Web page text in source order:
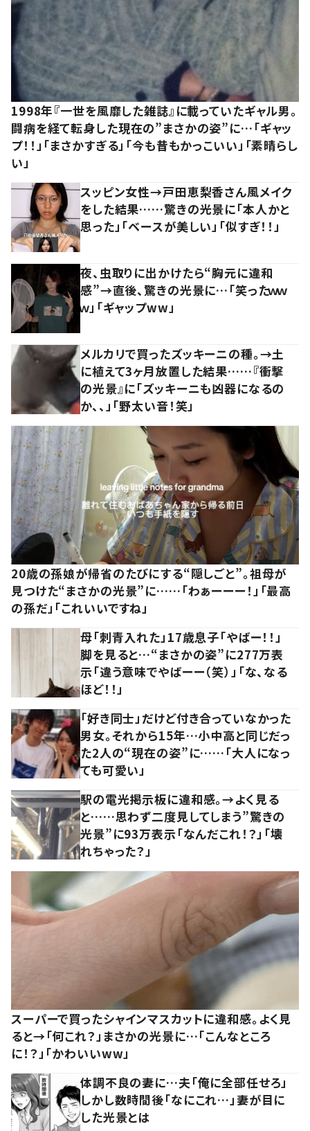
1998年『一世を風靡した雑誌』に載っていたギャル男。
闘病を経て転身した現在の”まさかの姿”に…「ギャッ
プ！！」「まさかすぎる」「今も昔もかっこいい」「素晴らし
い」
スッピン女性→戸田恵梨香さん風メイク
をした結果……驚きの光景に「本人かと
思った」「ベースが美しい」「似すぎ！！」
夜、虫取りに出かけたら“胸元に違和
感”→直後、驚きの光景に…「笑ったｗｗ
ｗ」「ギャップww」
メルカリで買ったズッキーニの種。→土
に植えて3ヶ月放置した結果……『衝撃
の光景』に「ズッキーニも凶器になるの
か、、」「野太い音！笑」
20歳の孫娘が帰省のたびにする“隠しごと”。祖母が
見つけた“まさかの光景”に……「わぁーーー！」「最高
の孫だ」「これいいですね」
母「刺青入れた」17歳息子「やばー！！」
脚を見ると…“まさかの姿”に277万表
示「違う意味でやばーー（笑）」「な、なる
ほど！！」
「好き同士」だけど付き合っていなかった
男女。それから15年…小中高と同じだっ
た2人の“現在の姿”に……「大人になっ
ても可愛い」
駅の電光掲示板に違和感。→よく見る
と……思わず二度見してしまう”驚きの
光景”に93万表示「なんだこれ！？」「壊
れちゃった？」
スーパーで買ったシャインマスカットに違和感。よく見
ると→「何これ？」まさかの光景に…「こんなところ
に！？」「かわいいww」
体調不良の妻に…夫「俺に全部任せろ」
しかし数時間後「なにこれ…」妻が目に
した光景とは